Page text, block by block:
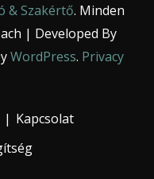
& Szakértő. Minden
| Developed By
WordPress. Privacy
Kapcsolat